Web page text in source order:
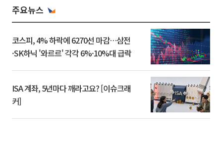
주요뉴스
코스피, 4% 하락에 6270선 마감…삼전
·SK하닉 '와르르' 각각 6%·10%대 급락
ISA 계좌, 5년마다 깨라고요? [이슈크래
커]